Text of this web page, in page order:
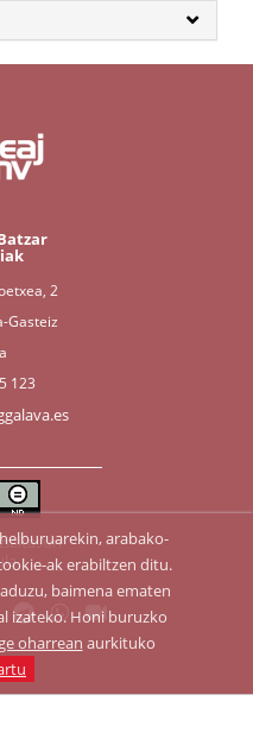
2
Gasteiz
123
arabako-
ak erabiltzen ditu.
baimena ematen
izateko. Honi buruzko
oharrean aurkituko